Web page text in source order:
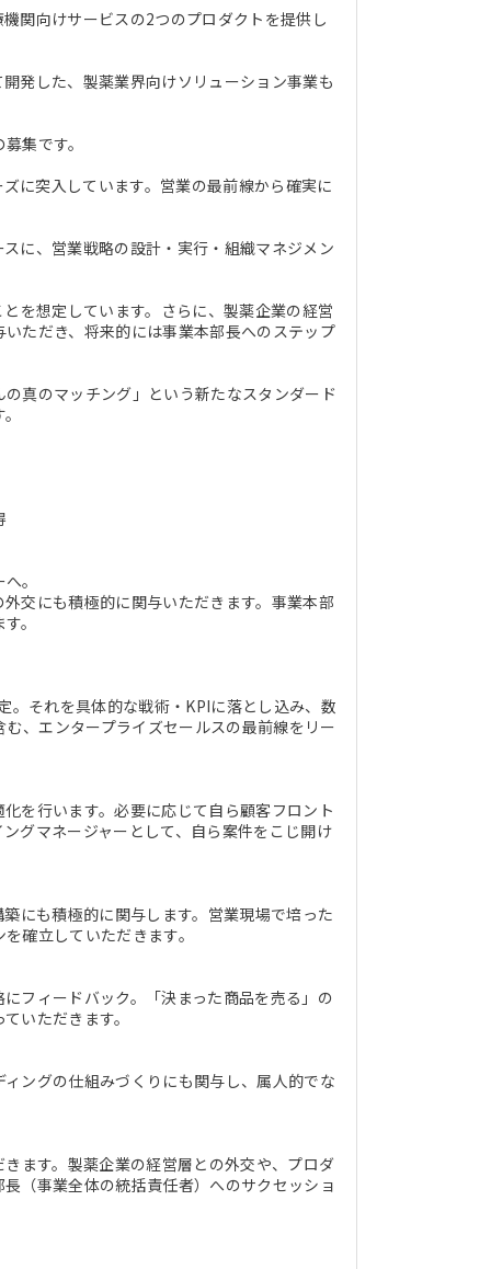
関向けサービスの2つのプロダクトを提供し
発した、製薬業界向けソリューション事業も
集です。
に突入しています。営業の最前線から確実に
に、営業戦略の設計・実行・組織マネジメン
を想定しています。さらに、製薬企業の経営
ただき、将来的には事業本部長へのステップ
真のマッチング」という新たなスタンダード
。
交にも積極的に関与いただきます。事業本部
。
。それを具体的な戦術・KPIに落とし込み、数
、エンタープライズセールスの最前線をリー
を行います。必要に応じて自ら顧客フロント
グマネージャーとして、自ら案件をこじ開け
にも積極的に関与します。営業現場で培った
確立していただきます。
フィードバック。「決まった商品を売る」の
いただきます。
ングの仕組みづくりにも関与し、属人的でな
ます。製薬企業の経営層との外交や、プロダ
（事業全体の統括責任者）へのサクセッショ